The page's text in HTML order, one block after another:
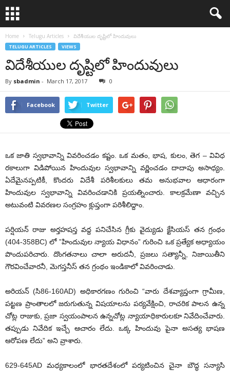
Home Telugu Articles విదేశీయుల దృష్టిలో హిందువులు
TELUGU ARTICLES VIEWS
విదేశీయుల దృష్టిలో హిందువులు
By sbadmin - March 17, 2017 0
Facebook Twitter
ఒక జాతి స్వభావాన్ని వివరించడం కష్టం. ఒక మతం, భాష, కులం, తెగ – వివిధ
రకాలుగా విడిపోయిన హిందువుల స్వభావాన్ని వర్ణించడం దాదాపు అసాధ్యం.
ఏదేమైనప్పటికీ, కొందరు విదేశీ పరిశీలకులు తమ అనుభవాల ఆధారంగా
హిందువుల స్వభావాన్ని వివరించడానికి ప్రయత్నించారు. కాలక్రమేణా వచ్చిన
అటువంటి వివరణల సంగ్రహం క్లుప్తంగా పరిశీలిద్దాం.
పర్షియన్‌ రాజు అర్తహషస్త వద్ద పనిచేసిన గ్రీకు వైద్యుడు క్టేసియస్‌ తన గ్రంథం
(404-358BC) లో ”హిందువుల న్యాయ విధానం” గురించి ఒక ప్రత్యేక అధ్యాయం
పొందుపరిచారు. దొంగతనాలు చాలా అరుదనీ, ప్రజలు సత్యాన్నీ, నిజాయితీని
గౌరవించేవారనీ, మెగస్తనీస్‌ తన గ్రంథం ఇండికాలో వివరించాడు.
అరియన్‌ (సి86-160AD) అధికారగణం గురించి “వారు దేశవ్యాప్తంగా గ్రామీణ,
పట్టణ ప్రాంతాలలో జరుగుతున్న విషయాలను పర్యవేక్షించి, రాచరిక పాలన ఉన్న
చోట్ల రాజుకు, ప్రజా స్వయంపాలన ఉన్నచోట్ల న్యాయాధికారులకూ నివేదించేవారు.
తప్పుడు నివేదిక ఇచ్చే ఆచారం లేదు. ఒక్క హిందువు పైనా అసత్య భాషణ
ఆరోపణ లేదు” అని వ్రాశారు.
629-645AD మధ్యకాలంలో భారతదేశంలో పర్యటించిన చైనా బౌద్ధ సన్యాసి